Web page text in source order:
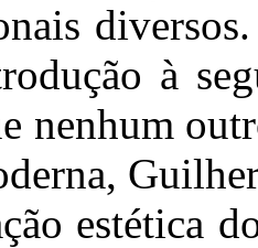
à
nenhum
estética